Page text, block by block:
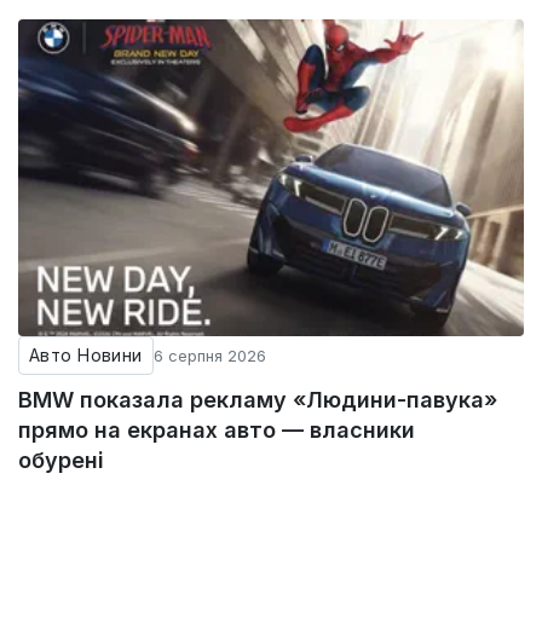
Авто Новини 6 серпня 2026
BMW показала рекламу «Людини-павука»
прямо на екранах авто — власники
обурені